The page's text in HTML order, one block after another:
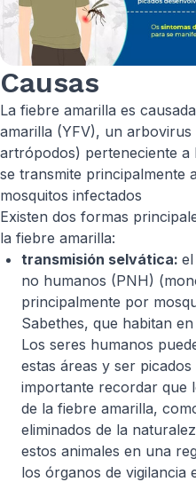
Causas
La fiebre amarilla es
amarilla (YFV), un
artrópodos) perteneciente a
se transmite principalmente
mosquitos infectados
Existen dos formas
la fiebre amarilla:
transmisión selvática:
no humanos (PNH)
principalmente por
Sabethes, que habitan
Los seres humanos
estas áreas y ser
importante recordar que
de la fiebre amarilla,
eliminados de la
estos animales en una
los órganos de vigilancia